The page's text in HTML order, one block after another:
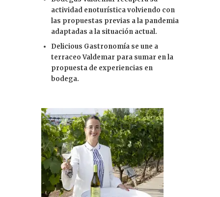
e
dI
n
actividad enoturística volviendo con
las propuestas previas a la pandemia
adaptadas a la situación actual.
Delicious Gastronomía se une a
terraceo Valdemar para sumar en la
propuesta de experiencias en
bodega.